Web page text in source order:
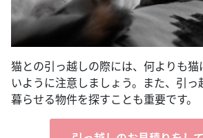
猫との引っ越しの際には、何よりも
いように注意しましょう。また、引
暮らせる物件を探すことも重要です。